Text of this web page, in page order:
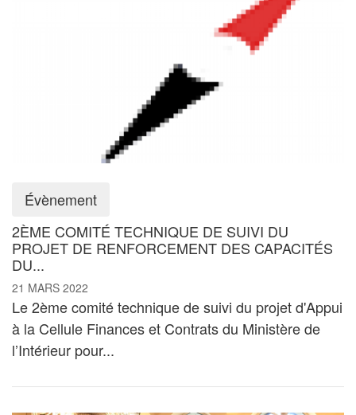
Évènement
2ÈME COMITÉ TECHNIQUE DE SUIVI DU
PROJET DE RENFORCEMENT DES CAPACITÉS
DU...
21 MARS 2022
Le 2ème comité technique de suivi du projet d'Appui
à la Cellule Finances et Contrats du Ministère de
l’Intérieur pour...